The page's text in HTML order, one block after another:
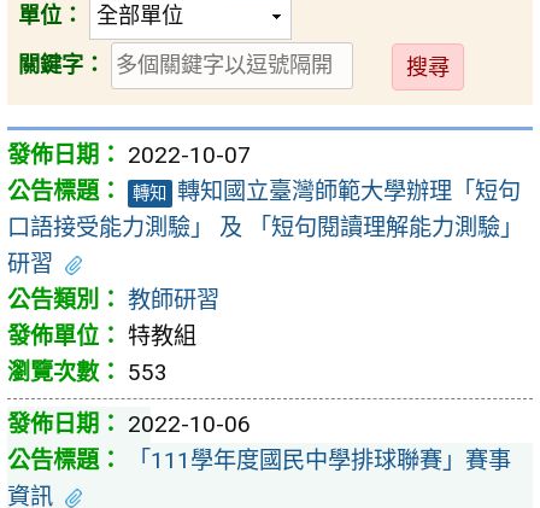
單位：
關鍵字：
送
出
2022-10-07
轉知
轉知國立臺灣師範大學辦理「短句
口語接受能力測驗」 及 「短句閱讀理解能力測驗」
研習
教師研習
特教組
553
2022-10-06
「111學年度國民中學排球聯賽」賽事
資訊